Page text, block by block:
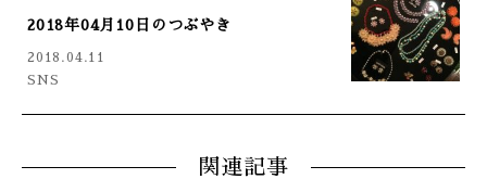
2018年04月10日のつぶやき
2018.04.11
SNS
関連記事